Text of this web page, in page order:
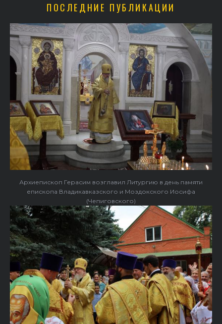
ПОСЛЕДНИЕ ПУБЛИКАЦИИ
Архиепископ Герасим возглавил Литургию в день памяти
епископа Владикавказского и Моздокского Иосифа
(Чепиговского)